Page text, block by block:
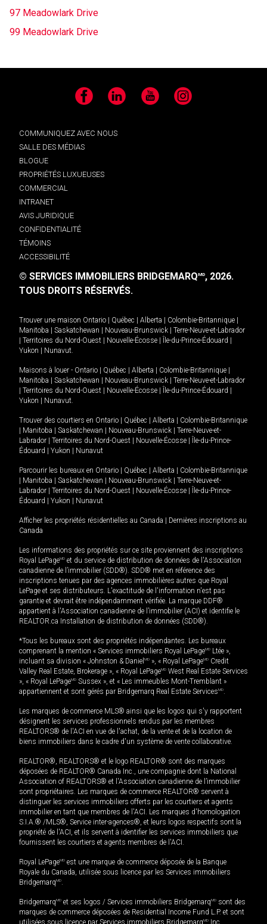
97 Meadowlark Drive
99 Meadowlark Drive
Facebook LinkedIn YouTube Instagram
COMMUNIQUEZ AVEC NOUS
SALLE DES MÉDIAS
BLOGUE
PROPRIÉTÉS LUXUEUSES
COMMERCIAL
INTRANET
AVIS JURIDIQUE
CONFIDENTIALITÉ
TÉMOINS
ACCESSIBILITÉ
© SERVICES IMMOBILIERS BRIDGEMARQMD, 2026.
TOUS DROITS RÉSERVÉS.
Trouver une maison Ontario Québec Alberta Colombie-Britannique
Manitoba
Saskatchewan Nouveau-Brunswick
Terre-Neuve-et-Labrador
Territoires du Nord-Ouest Nouvelle-Écosse Île-du-Prince-Édouard
Yukon
Nunavut.
Maisons à louer - Ontario Québec Alberta Colombie-Britannique
Manitoba
Saskatchewan Nouveau-Brunswick
Terre-Neuve-et-Labrador
Territoires du Nord-Ouest Nouvelle-Écosse Île-du-Prince-Édouard
Yukon
Nunavut.
Trouver des courtiers en Ontario Québec Alberta
Colombie-Britannique
Manitoba Saskatchewan Nouveau-Brunswick
Terre-Neuve-et-
Labrador
Territoires du Nord-Ouest Nouvelle-Écosse
Île-du-Prince-
Édouard
Yukon Nunavut
Parcourir les bureaux en Ontario Québec Alberta
Colombie-Britannique
Manitoba Saskatchewan Nouveau-Brunswick
Terre-Neuve-et-
Labrador
Territoires du Nord-Ouest Nouvelle-Écosse
Île-du-Prince-
Édouard
Yukon Nunavut
Afficher les propriétés résidentielles au Canada
Dernières inscriptions au
Canada
Les informations des propriétés sur ce site proviennent des inscriptions
Royal LePageMD et du service de distribution de données de l'Association
canadienne de l’immobilier (SDD®). SDD® met en référence des
inscriptions tenues par des agences immobilières autres que Royal
LePage et ses distributeurs. L'exactitude de l'information n'est pas
garantie et devrait être indépendamment vérifiée. La marque DDF®
appartient à l'Association canadienne de l’immobilier (ACI) et identifie le
REALTOR.ca Installation de distribution de données (SDD®).
*Tous les bureaux sont des propriétés indépendantes. Les bureaux
comprenant la mention « Services immobiliers Royal LePageMD Ltée »,
incluant sa division « Johnston & Daniel MD », « Royal LePageMD Credit
Valley Real Estate, Brokerage », « Royal LePageMD West Real Estate Services
», « Royal LePageMD Sussex », et « Les immeubles Mont-Tremblant »
appartiennent et sont gérés par Bridgemarq Real Estate ServicesMD.
Les marques de commerce MLS® ainsi que les logos qui s'y rapportent
désignent les services professionnels rendus par les membres
REALTORS® de l'ACI en vue de l'achat, de la vente et de la location de
biens immobiliers dans le cadre d'un système de vente collaborative.
REALTOR®, REALTORS® et le logo REALTOR® sont des marques
déposées de REALTOR® Canada Inc., une compagnie dont la National
Association of REALTORS® et l'Association canadienne de l’immobilier
sont propriétaires. Les marques de commerce REALTOR® servent à
distinguer les services immobiliers offerts par les courtiers et agents
immobilier en tant que membres de l'ACI. Les marques d'homologation
S.I.A.® /MLS®, Service inter-agences®, et leurs logos respectifs sont la
propriété de l'ACI, et ils servent à identifier les services immobiliers que
fournissent les courtiers et agents membres de l'ACI.
Royal LePageMD est une marque de commerce déposée de la Banque
Royale du Canada, utilisée sous licence par les Services immobiliers
BridgemarqMD.
BridgemarqMD et ses logos / Services immobiliers BridgemarqMD sont des
marques de commerce déposées de Residential Income Fund L.P. et sont
utilisées sous licence par Services immobiliers BridgemarqMD Inc.